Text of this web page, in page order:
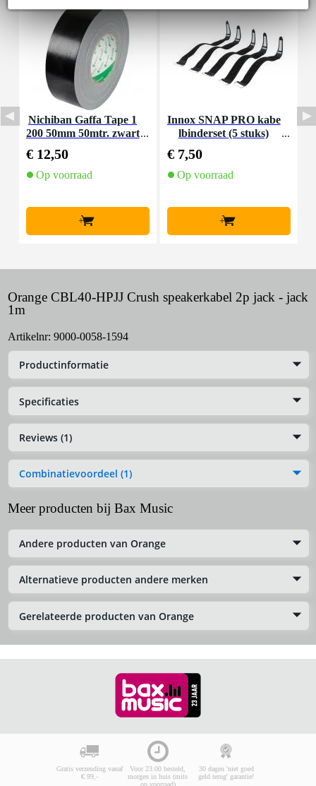
Nichiban Gaffa Tape 1
200 50mm 50mtr. zwart
€ 12,50
Op voorraad
+
Innox SNAP PRO kabe
lbinderset (5 stuks)
€ 7,50
Op voorraad
+
Orange CBL40-HPJJ Crush speakerkabel 2p jack - jack
1m
Artikelnr: 9000-0058-1594
Productinformatie
Specificaties
Reviews (1)
Combinatievoordeel (1)
Meer producten bij Bax Music
Andere producten van Orange
Alternatieve producten andere merken
Gerelateerde producten van Orange
Gratis verzending vanaf
€ 99,-
Voor 23:00 besteld,
morgen in huis (mits
op voorraad)
30 dagen 'niet goed
geld terug' garantie!